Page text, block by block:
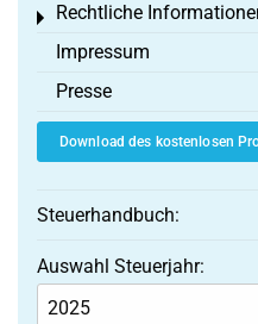
Rechtliche
Toggle menu
Impressum
Presse
Download des kostenlosen
Steuerhandbuch:
Auswahl Steuerjahr: